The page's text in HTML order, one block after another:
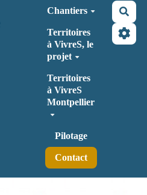
Chantiers
Territoires
à VivreS, le
projet
Territoires
à VivreS
Montpellier
Pilotage
Contact